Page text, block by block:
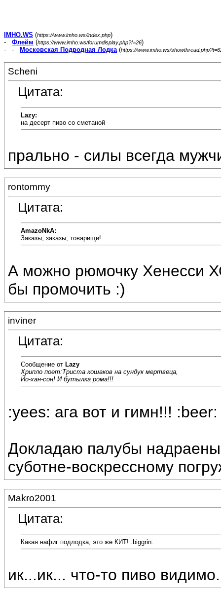
IMHO.WS (https://www.imho.ws/index.php)
- Флейм (https://www.imho.ws/forumdisplay.php?f=26)
- -
Московская Подводная Лодка(https://www.imho.ws/
Scheni
Цитата:
Lazy:
на десерт пиво со сметаной
прально - силы всегда
rontommy
Цитата:
AmazoNkA:
Заказы, заказы, товарищи!
А можно рюмочку Хенесси
бы промочить :)
inviner
Цитата:
Сообщение от Lazy
Хрипло поет:Триста кошаков на сундук мертвеца,
Йо-хан-сон! И бутылка рома!!!
:yees: ага вот и гимн!!! :beer:
Докладаю палубы
суботне-воскрессному
Makro2001
Цитата:
Какая нафиг подлодка, это же КИТ! :biggrin:
ик...ик... что-то пиво